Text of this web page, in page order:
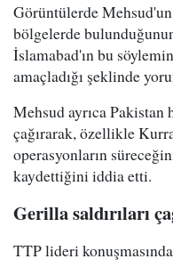
Görüntülerde
bölgelerde
İslamabad'ın bu
amaçladığı şeklinde
Mehsud ayrıca Pakistan
çağırarak, özellikle
operasyonların
kaydettiğini iddia etti.
Gerilla saldırıları
TTP lideri